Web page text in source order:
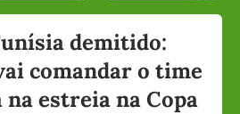
demitido:
comandar o time
na estreia na Copa